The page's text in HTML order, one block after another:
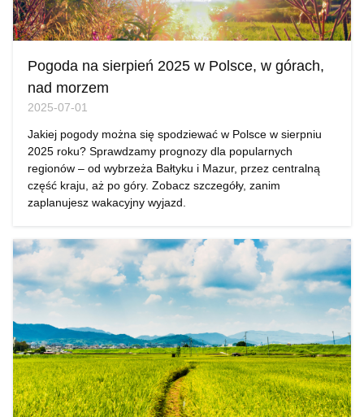
Pogoda na sierpień 2025 w Polsce, w górach,
nad morzem
2025-07-01
Jakiej pogody można się spodziewać w Polsce w sierpniu
2025 roku? Sprawdzamy prognozy dla popularnych
regionów – od wybrzeża Bałtyku i Mazur, przez centralną
część kraju, aż po góry. Zobacz szczegóły, zanim
zaplanujesz wakacyjny wyjazd.